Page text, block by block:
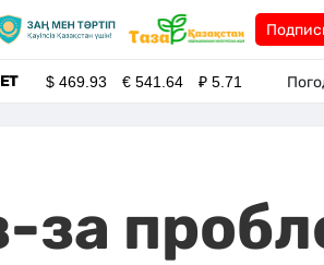
$469.93 €541.64 ₽5.71
за